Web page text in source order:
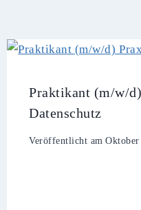
Praktikant (m/w/
Datenschutz
Veröffentlicht am